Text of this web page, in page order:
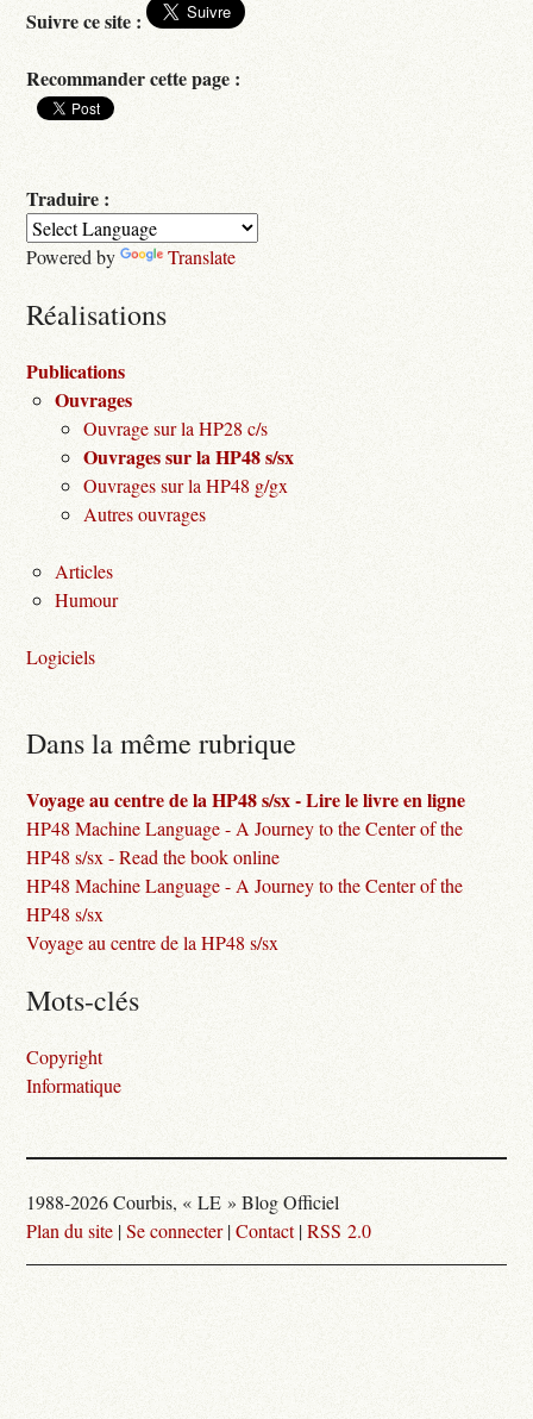
Suivre ce site :
Recommander cette page :
Traduire :
Powered by Translate
Réalisations
Publications
Ouvrages
Ouvrage sur la HP28 c/s
Ouvrages sur la HP48 s/sx
Ouvrages sur la HP48 g/gx
Autres ouvrages
Articles
Humour
Logiciels
Dans la même rubrique
Voyage au centre de la HP48 s/sx - Lire le livre en ligne
HP48 Machine Language - A Journey to the Center of the
HP48 s/sx - Read the book online
HP48 Machine Language - A Journey to the Center of the
HP48 s/sx
Voyage au centre de la HP48 s/sx
Mots-clés
Copyright
Informatique
1988-2026 Courbis, « LE » Blog Officiel
Plan du site |Se connecter|Contact|RSS 2.0